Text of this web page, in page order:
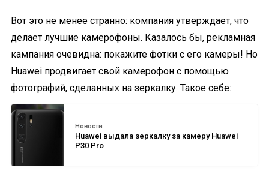
Вот это не менее странно: компания утверждает, что
делает лучшие камерофоны. Казалось бы, рекламная
кампания очевидна: покажите фотки с его камеры! Но
Huawei продвигает свой камерофон с помощью
фотографий, сделанных на зеркалку. Такое себе:
Новости
Huawei выдала зеркалку за камеру Huawei
P30 Pro